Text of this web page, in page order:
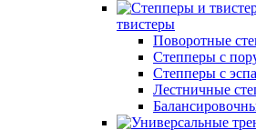
твистеры
Поворотные
Степперы с
Степперы с
Лестничные